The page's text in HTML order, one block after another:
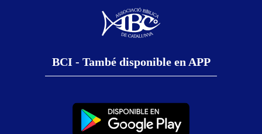
BCI - També disponible en APP